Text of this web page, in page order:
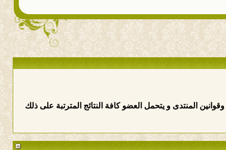
المنتدى و يتحمل العضو كافة النتائج المترتبة على ذلك